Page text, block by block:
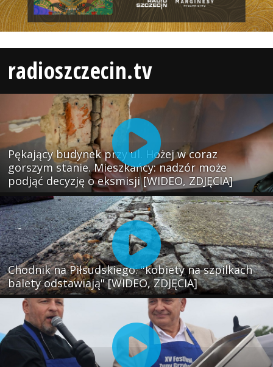
radioszczecin.tv
Pękający budynek przy ul. Hożej w coraz
gorszym stanie. Mieszkańcy: nadzór może
podjąć decyzję o eksmisji [WIDEO, ZDJĘCIA]
Chodnik na Piłsudskiego: "kobiety na szpilkach
balety odstawiają" [WIDEO, ZDJĘCIA]